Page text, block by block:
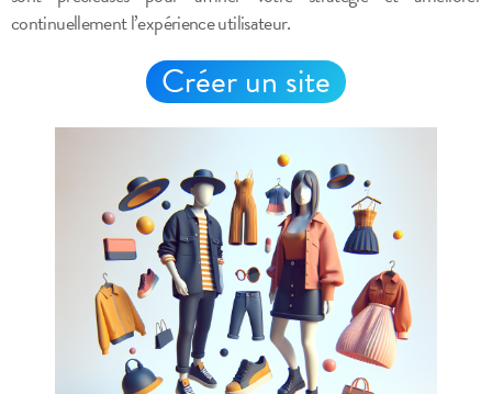
continuellement l’expérience utilisateur.
Créer un site